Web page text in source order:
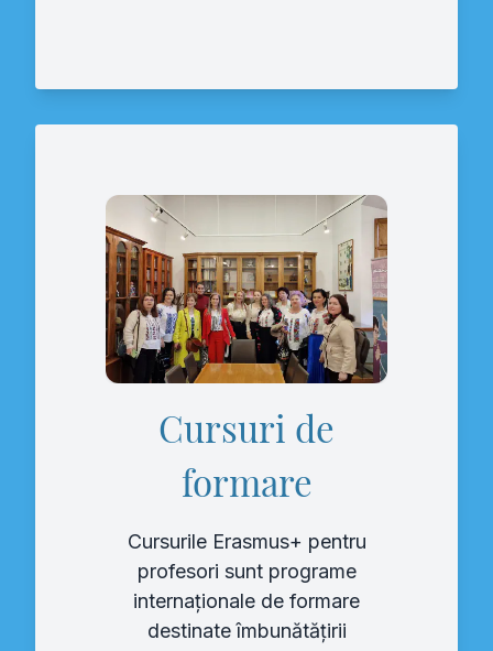
Cursuri de
formare
Cursurile Erasmus+ pentru
profesori sunt programe
internaționale de formare
destinate îmbunătățirii